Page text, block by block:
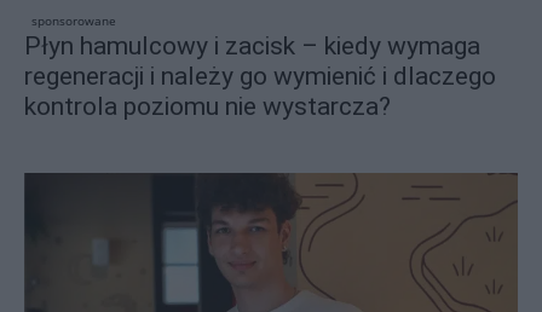
sponsorowane
Płyn hamulcowy i zacisk – kiedy wymaga
regeneracji i należy go wymienić i dlaczego
kontrola poziomu nie wystarcza?